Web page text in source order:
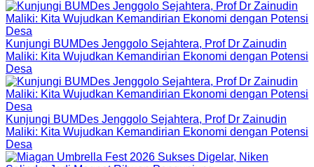
Kunjungi BUMDes Jenggolo Sejahtera, Prof Dr Zainudin
Maliki: Kita Wujudkan Kemandirian Ekonomi dengan Potensi
Desa
Kunjungi BUMDes Jenggolo Sejahtera, Prof Dr Zainudin
Maliki: Kita Wujudkan Kemandirian Ekonomi dengan Potensi
Desa